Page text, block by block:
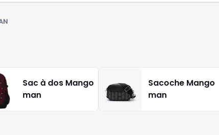
Sac à dos Mango
man
Sacoche Mango
man